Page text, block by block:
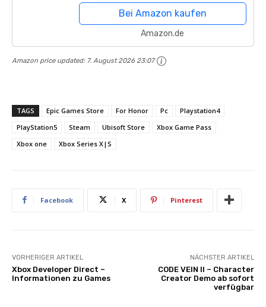
Bei Amazon kaufen
Amazon.de
Amazon price updated: 7. August 2026 23:07
TAGS Epic Games Store For Honor Pc
Playstation4
PlayStation5
Steam Ubisoft Store
Xbox Game Pass
Xbox one
Xbox Series X|S
Facebook X Pinterest
VORHERIGER ARTIKEL
Xbox Developer Direct –
Informationen zu Games
NÄCHSTER ARTIKEL
CODE VEIN II – Character
Creator Demo ab sofort
verfügbar